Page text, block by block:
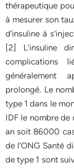
thérapeutique
à mesurer son
d’insuline à
[2] L’insuline
complications
généralement
prolongé. Le
type 1 dans le
IDF le nombre de
an soit 86000
de l’ONG Santé
de type 1 sont